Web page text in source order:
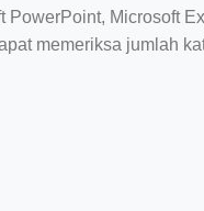
PowerPoint, Microsoft
memeriksa jumlah